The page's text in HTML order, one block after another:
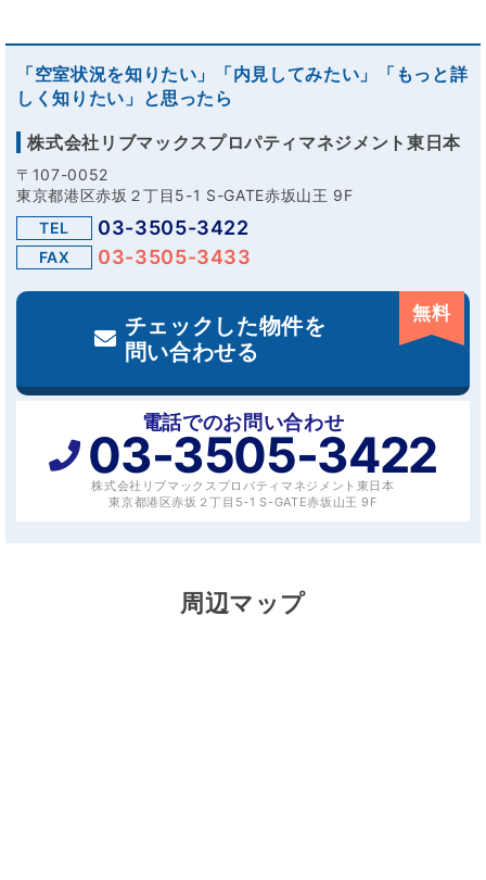
「空室状況を知りたい」「内見してみたい」「もっと詳
しく知りたい」と思ったら
株式会社リブマックスプロパティマネジメント東日本
〒107-0052
東京都港区赤坂２丁目5-1 S-GATE赤坂山王 9F
TEL
03-3505-3422
FAX 03-3505-3433
チェックした物件を
問い合わせる
無料
電話でのお問い合わせ
03-3505-3422
株式会社リブマックスプロパティマネジメント東日本
東京都港区赤坂２丁目5-1 S-GATE赤坂山王 9F
周辺マップ